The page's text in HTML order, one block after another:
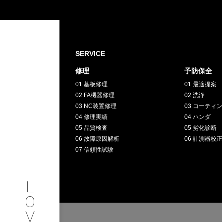
L
O
V
フィロソフィー
COMPANY
お問い合わせ / 発
SERVICE
修理
01 基板修理
02 FA機器修理
03 NC装置修理
04 修理実績
05 品質検査
06 故障原因解析
07 信頼性試験
予防保全
01 最適提案
02 洗浄
03 コーティ
04 ハンダ
05 劣化診断
06 計測器校正